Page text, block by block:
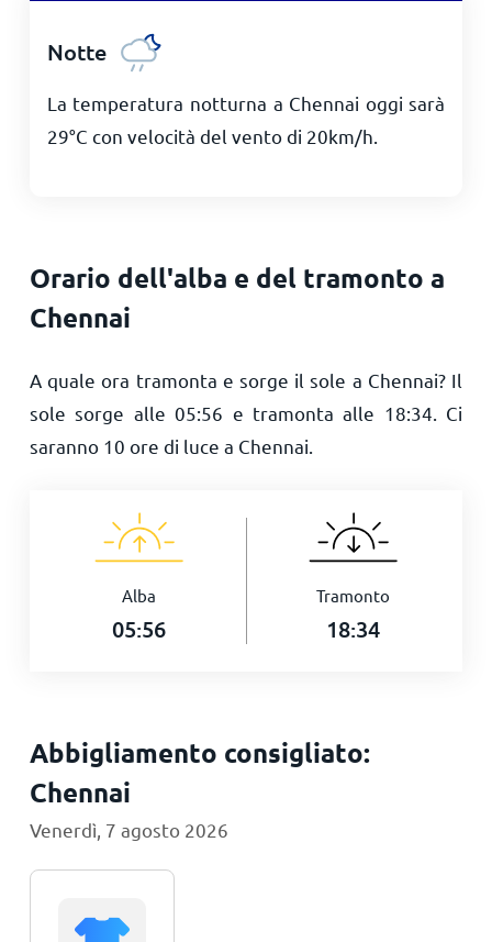
Notte
La temperatura notturna a Chennai oggi sarà
29°C con velocità del vento di 20km/h.
Orario dell'alba e del tramonto a
Chennai
A quale ora tramonta e sorge il sole a Chennai? Il
sole sorge alle05:56 e tramonta alle 18:34. Ci
saranno 10 ore di luce a Chennai.
Alba
05:56
Tramonto
18:34
Abbigliamento consigliato:
Chennai
Venerdì, 7 agosto 2026